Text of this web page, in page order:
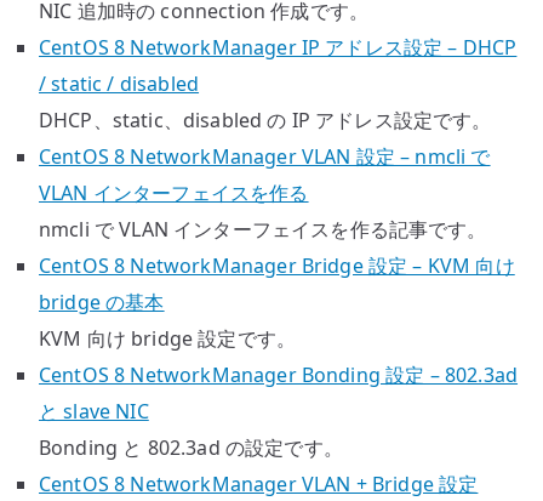
NIC 追加時の connection 作成です。
CentOS 8 NetworkManager IP アドレス設定 – DHCP
/ static / disabled
DHCP、static、disabled の IP アドレス設定です。
CentOS 8 NetworkManager VLAN 設定 – nmcli で
VLAN インターフェイスを作る
nmcli で VLAN インターフェイスを作る記事です。
CentOS 8 NetworkManager Bridge 設定 – KVM 向け
bridge の基本
KVM 向け bridge 設定です。
CentOS 8 NetworkManager Bonding 設定 – 802.3ad
と slave NIC
Bonding と 802.3ad の設定です。
CentOS 8 NetworkManager VLAN + Bridge 設定